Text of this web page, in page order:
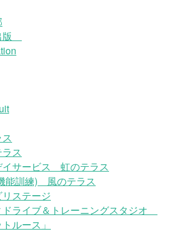
版
ス
イサービス 虹のテラス
能訓練) 風のテラス
ステージ
ドライブ＆トレーニングスタジオ
ルース」